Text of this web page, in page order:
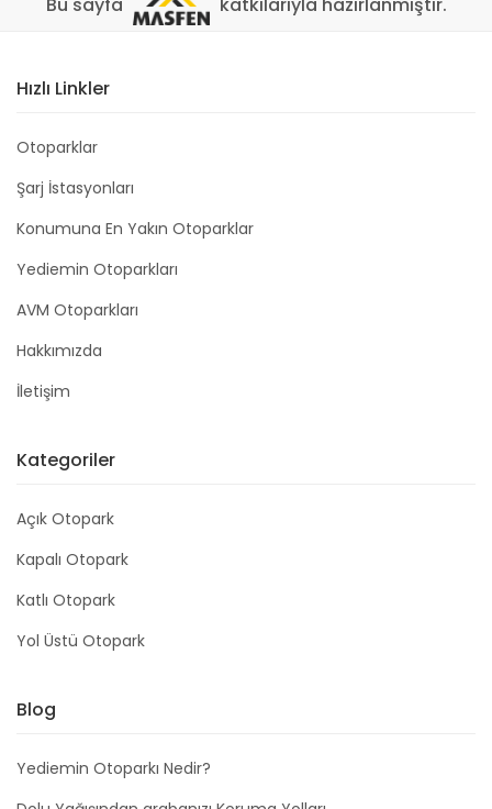
Bu sayfa katkılarıyla hazırlanmıştır.
Hızlı Linkler
Otoparklar
Şarj İstasyonları
Konumuna En Yakın Otoparklar
Yediemin Otoparkları
AVM Otoparkları
Hakkımızda
İletişim
Kategoriler
Açık Otopark
Kapalı Otopark
Katlı Otopark
Yol Üstü Otopark
Blog
Yediemin Otoparkı Nedir?